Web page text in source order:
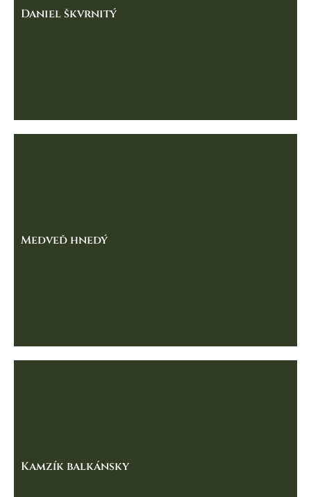
Daniel škvrnitý
Medveď hnedý
Kamzík balkánsky